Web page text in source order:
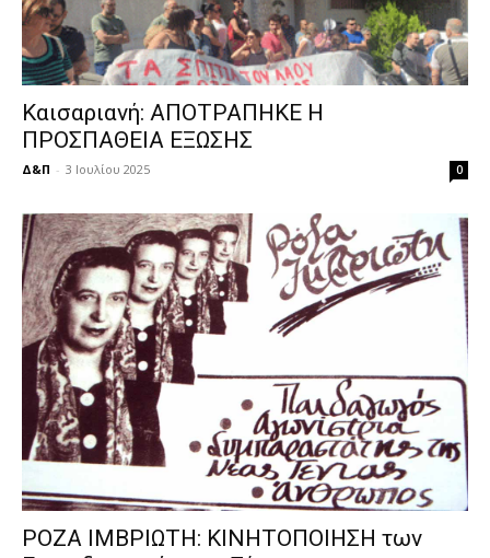
Καισαριανή: ΑΠΟΤΡΑΠΗΚΕ Η
ΠΡΟΣΠΑΘΕΙΑ ΕΞΩΣΗΣ
Δ&Π - 3 Ιουλίου 2025 0
ΡΟΖΑ ΙΜΒΡΙΩΤΗ: ΚΙΝΗΤΟΠΟΙΗΣΗ των